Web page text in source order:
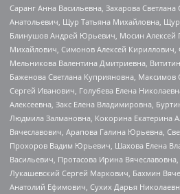
Саранг Анна Васильевна, Захарова
Анатольевич, Щур Татьяна Михайловна, Щур
Блинушов Андрей Юрьевич, Мосин Алексей
Михайлович, Симонов Алексей Кириллович,
Мельникова Валентина Дмитриевна,
Баженова Светлана Куприяновна, Максимов
Сергей Иванович, Голубева Елена
Алексеевна, Закс Елена Владимировна,
Людмила Залмановна, Кокорина Екатерина
Вячеславович, Арапова Галина Юрьевна,
Прохоров Вадим Юрьевич, Шахова Елена
Васильевич, Протасова Ирина
Лукашевский Сергей Маркович, Бахмин
Анатолий Ефимович, Сухих Дарья